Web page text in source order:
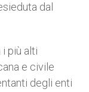
dal
più alti
e civile
degli enti